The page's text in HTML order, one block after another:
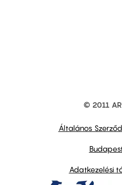
© 2011
Általános
Adatkezelési